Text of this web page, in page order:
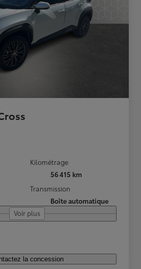
Kilométrage
56 415 km
Transmission
Boîte automatique
Voir plus
la concession